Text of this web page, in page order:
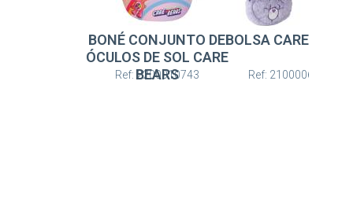
BONÉ CONJUNTO DE
ÓCULOS DE SOL CARE
BEARS
Ref: 2200010743
BOLSA CARE
Ref: 2100006343